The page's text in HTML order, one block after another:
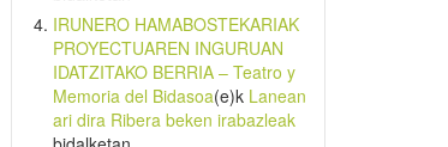
IRUNERO HAMABOSTEKARIAK
PROYECTUAREN INGURUAN
IDATZITAKO BERRIA – Teatro y
Memoria del Bidasoa(e)k Lanean
ari dira Ribera beken irabazleak